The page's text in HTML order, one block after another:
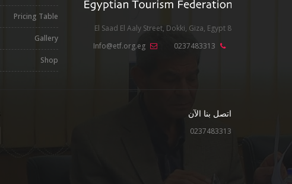
8 El Saad El Aaly Street, Dokki, Giza, Egypt
0237483313
Info@etf.org.eg
Pricing Table
Gallery
Shop
اتصل بنا الآن
0237483313